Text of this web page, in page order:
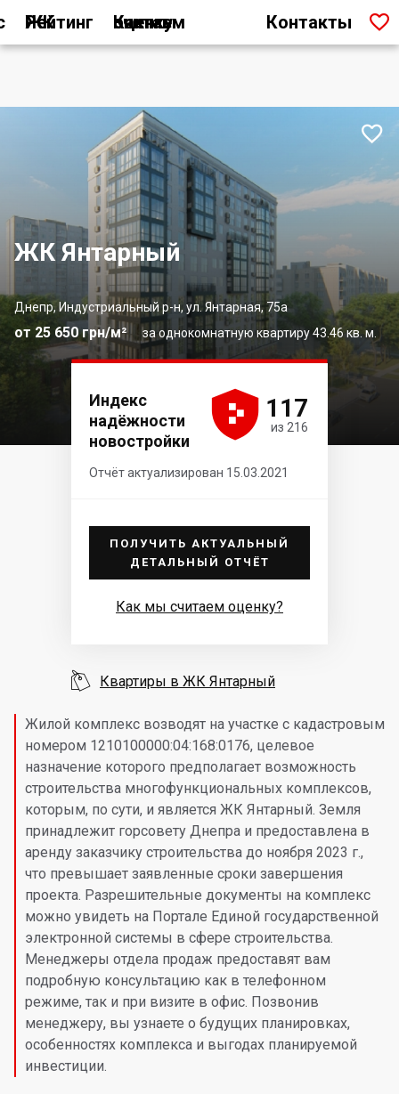
Рейтинг ЖК Как мы считаем оценку Контакты 
ЖК Янтарный
Днепр, Индустриальный р-н, ул. Янтарная, 75а
за однокомнатную квартиру 43.46 кв. м.
от 25 650 грн/м²

Жилой комплекс возводят на участке с кадастровым
номером 1210100000:04:168:0176, целевое
назначение которого предполагает возможность
строительства многофункциональных комплексов,
которым, по сути, и является ЖК Янтарный. Земля
принадлежит горсовету Днепра и предоставлена в
аренду заказчику строительства до ноября 2023 г.,
что превышает заявленные сроки завершения
проекта. Разрешительные документы на комплекс
можно увидеть на Портале Единой государственной
электронной системы в сфере строительства.
Менеджеры отдела продаж предоставят вам
подробную консультацию как в телефонном
режиме, так и при визите в офис. Позвонив
менеджеру, вы узнаете о будущих планировках,
особенностях комплекса и выгодах планируемой
инвестиции.
Индекс
надёжности
новостройки




 117
из 216
Отчёт актуализирован 15.03.2021
ПОЛУЧИТЬ АКТУАЛЬНЫЙ
ДЕТАЛЬНЫЙ ОТЧЁТ
Как мы считаем оценку?
 Квартиры в ЖК Янтарный